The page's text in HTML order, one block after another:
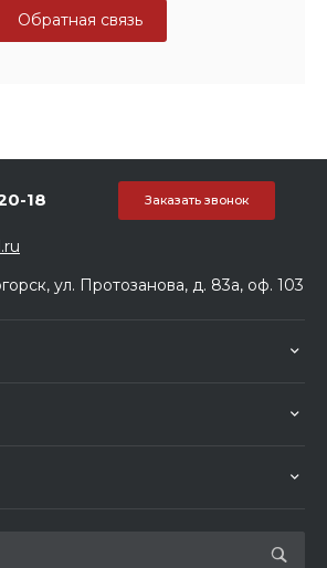
Обратная связь
18 Заказать звонок
ул. Протозанова, д. 83а, оф. 103